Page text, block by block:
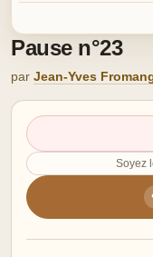
Pause n°23
par Jean-Yves
Soyez